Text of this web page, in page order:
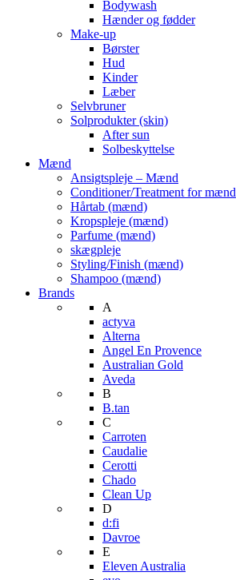
Bodywash
Hænder og fødder
Make-up
Børster
Hud
Kinder
Læber
Selvbruner
Solprodukter (skin)
After sun
Solbeskyttelse
Mænd
Ansigtspleje – Mænd
Conditioner/Treatment for mænd
Hårtab (mænd)
Kropspleje (mænd)
Parfume (mænd)
skægpleje
Styling/Finish (mænd)
Shampoo (mænd)
Brands
A
actyva
Alterna
Angel En Provence
Australian Gold
Aveda
B
B.tan
C
Carroten
Caudalie
Cerotti
Chado
Clean Up
D
d:fi
Davroe
E
Eleven Australia